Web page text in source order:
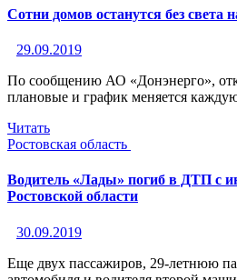
Сотни домов останутся без света
29.09.2019
По сообщению АО «Донэнерго»,
плановые и график меняется
Читать
Ростовская область
Водитель «Лады» погиб в ДТП с
Ростовской области
30.09.2019
Еще двух пассажиров, 29-летнюю